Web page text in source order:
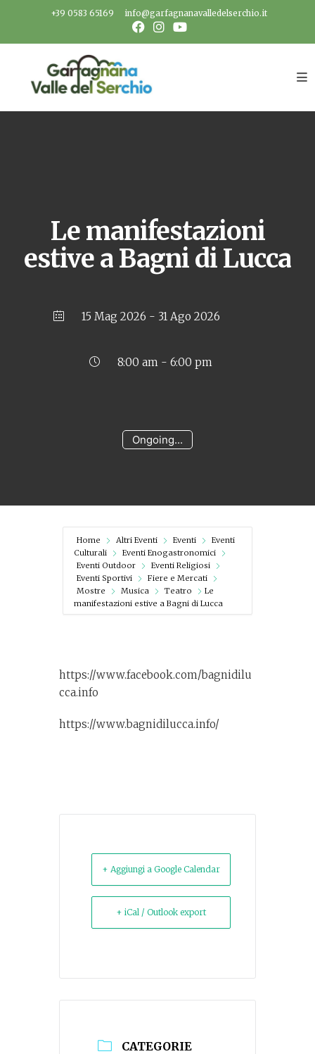
+39 0583 65169 info@garfagnanavalledelserchio.it
Le manifestazioni
estive a Bagni di Lucca
15 Mag 2026 - 31 Ago 2026
Ongoing...
8:00 am - 6:00 pm
Home Altri Eventi Eventi
Eventi
Culturali
Eventi Enogastronomici
Eventi Outdoor
Eventi Religiosi
Eventi Sportivi
Fiere e Mercati
Mostre
Musica Teatro
Le
manifestazioni estive a Bagni di Lucca
https://www.facebook.com/bagnidilu
cca.info
https://www.bagnidilucca.info/
+ Aggiungi a Google Calendar
+ iCal / Outlook export
CATEGORIE